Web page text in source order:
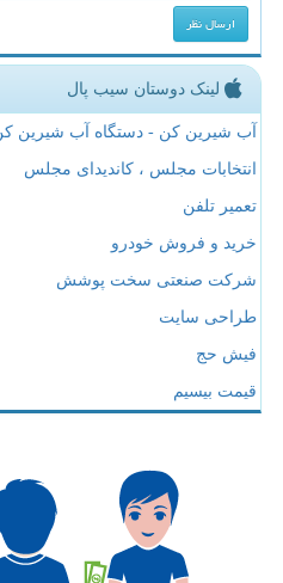
لینک دوستان سیب پال
آب شیرین کن - دستگاه آب شیرین
انتخابات مجلس ، کاندیدای مجلس
تعمیر تلفن
خرید و فروش خودرو
شرکت صنعتی سخت پوشش
طراحی سایت
فیش حج
قیمت بیسیم